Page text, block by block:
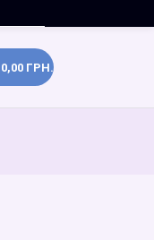
0,00 ГРН.